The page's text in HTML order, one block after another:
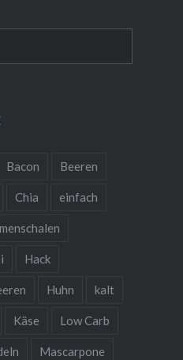
Bacon Beeren
Chia einfach
Hack
Huhn kalt
Käse Low Carb
Mascarpone